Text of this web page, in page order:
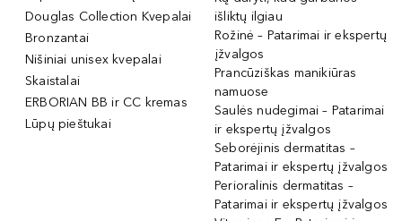
Douglas Collection Kvepalai
Bronzantai
Nišiniai unisex kvepalai
Skaistalai
ERBORIAN BB ir CC kremas
Lūpų pieštukai
išliktų ilgiau
Rožinė – Patarimai ir ekspertų
įžvalgos
Prancūziškas manikiūras
namuose
Saulės nudegimai – Patarimai
ir ekspertų įžvalgos
Seborėjinis dermatitas –
Patarimai ir ekspertų įžvalgos
Perioralinis dermatitas –
Patarimai ir ekspertų įžvalgos